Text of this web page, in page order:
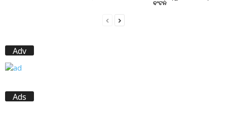
ବଂଟନ
Adv
Ads